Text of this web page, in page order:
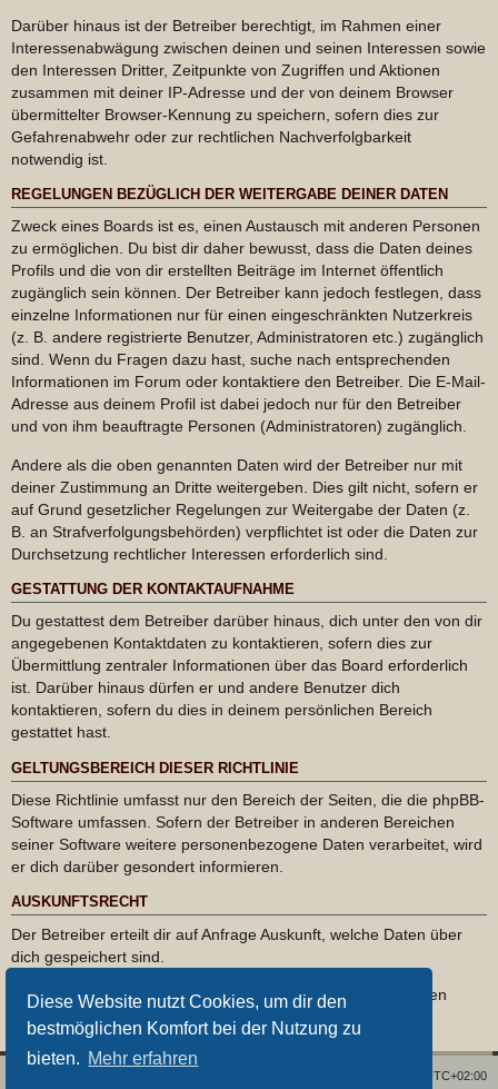
Diese Website nutzt Cookies, um dir den
bestmöglichen Komfort bei der Nutzung zu
bieten. Mehr erfahren
Darüber hinaus ist der Betreiber berechtigt, im Rahmen einer
Interessenabwägung zwischen deinen und seinen Interessen sowie
den Interessen Dritter, Zeitpunkte von Zugriffen und Aktionen
zusammen mit deiner IP-Adresse und der von deinem Browser
übermittelter Browser-Kennung zu speichern, sofern dies zur
Gefahrenabwehr oder zur rechtlichen Nachverfolgbarkeit
notwendig ist.
REGELUNGEN BEZÜGLICH DER WEITERGABE DEINER DATEN
Zweck eines Boards ist es, einen Austausch mit anderen Personen
zu ermöglichen. Du bist dir daher bewusst, dass die Daten deines
Profils und die von dir erstellten Beiträge im Internet öffentlich
zugänglich sein können. Der Betreiber kann jedoch festlegen, dass
einzelne Informationen nur für einen eingeschränkten Nutzerkreis
(z. B. andere registrierte Benutzer, Administratoren etc.) zugänglich
sind. Wenn du Fragen dazu hast, suche nach entsprechenden
Informationen im Forum oder kontaktiere den Betreiber. Die E-Mail-
Adresse aus deinem Profil ist dabei jedoch nur für den Betreiber
und von ihm beauftragte Personen (Administratoren) zugänglich.
Andere als die oben genannten Daten wird der Betreiber nur mit
deiner Zustimmung an Dritte weitergeben. Dies gilt nicht, sofern er
auf Grund gesetzlicher Regelungen zur Weitergabe der Daten (z.
B. an Strafverfolgungsbehörden) verpflichtet ist oder die Daten zur
Durchsetzung rechtlicher Interessen erforderlich sind.
GESTATTUNG DER KONTAKTAUFNAHME
Du gestattest dem Betreiber darüber hinaus, dich unter den von dir
angegebenen Kontaktdaten zu kontaktieren, sofern dies zur
Übermittlung zentraler Informationen über das Board erforderlich
ist. Darüber hinaus dürfen er und andere Benutzer dich
kontaktieren, sofern du dies in deinem persönlichen Bereich
gestattet hast.
GELTUNGSBEREICH DIESER RICHTLINIE
Diese Richtlinie umfasst nur den Bereich der Seiten, die die phpBB-
Software umfassen. Sofern der Betreiber in anderen Bereichen
seiner Software weitere personenbezogene Daten verarbeitet, wird
er dich darüber gesondert informieren.
AUSKUNFTSRECHT
Der Betreiber erteilt dir auf Anfrage Auskunft, welche Daten über
dich gespeichert sind.
Du kannst jederzeit die Löschung bzw. Sperrung deiner Daten
UTC+02:00